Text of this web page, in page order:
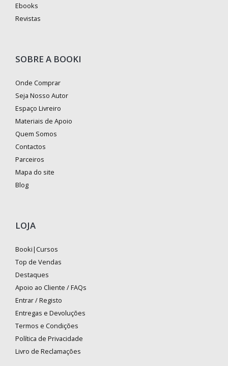
Ebooks
Revistas
SOBRE A BOOKI
Onde Comprar
Seja Nosso Autor
Espaço Livreiro
Materiais de Apoio
Quem Somos
Contactos
Parceiros
Mapa do site
Blog
LOJA
Booki|Cursos
Top de Vendas
Destaques
Apoio ao Cliente / FAQs
Entrar / Registo
Entregas e Devoluções
Termos e Condições
Política de Privacidade
Livro de Reclamações